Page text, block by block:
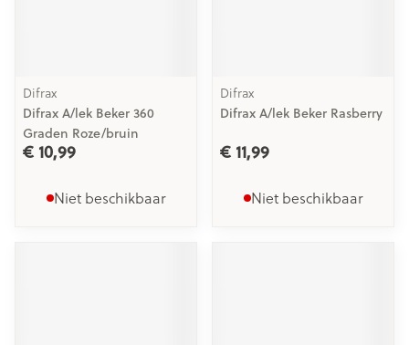
Difrax
Difrax A/lek Beker 360
Graden Roze/bruin
€ 10,99
Niet beschikbaar
Difrax
Difrax A/lek Beker Rasberry
€ 11,99
Niet beschikbaar